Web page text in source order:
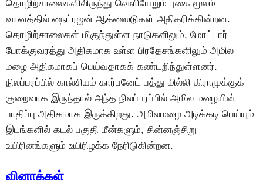
தொழிற்சாலைகளிலிருந்து வெளியேறும் புகை மூலம்
வானத்தில் நைட்ரஜன் ஆக்ஸைடுகள் அதிகரிக்கின்றன.
தொழிற்சாலைகள் மிகுந்துள்ள நாடுகளிலும், மோட்டார்
போக்குவரத்து அதிகமாக உள்ள பிரதேசங்களிலும் அமில
மழை அதிகமாகப் பெய்வதாகக் கண்டறிந்துள்ளனர்.
நிலப்பரப்பில் கால்சியம் கார்பனேட் பத்து மில்லி கிராமுக்குக்
குறைவாக இருந்தால் அந்த நிலப்பரப்பில் அமில மழையின்
பாதிப்பு அதிகமாக இருக்கிறது. அமிலமழை அடிக்கடி பெய்யும்
இடங்களில் கடல் பகுதி மீன்களும், சின்னஞ்சிறு
உயிரினங்களும் உயிரிழக்க நேரிடுகின்றன.
வினாக்கள்